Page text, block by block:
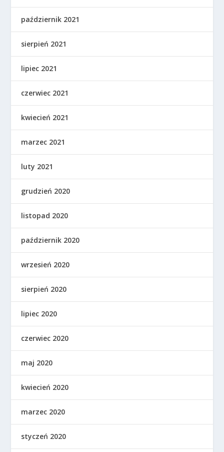
październik 2021
sierpień 2021
lipiec 2021
czerwiec 2021
kwiecień 2021
marzec 2021
luty 2021
grudzień 2020
listopad 2020
październik 2020
wrzesień 2020
sierpień 2020
lipiec 2020
czerwiec 2020
maj 2020
kwiecień 2020
marzec 2020
styczeń 2020